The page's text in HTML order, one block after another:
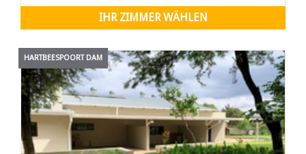
IHR ZIMMER WÄHLEN
HARTBEESPOORT DAM